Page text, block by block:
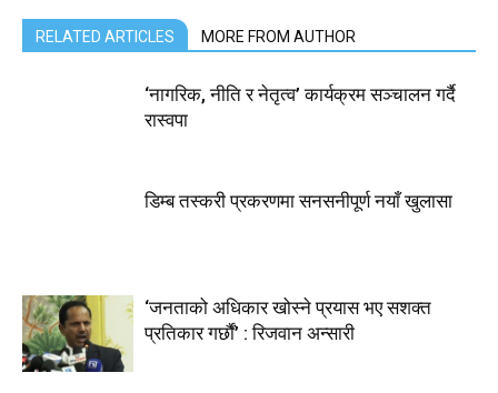
RELATED ARTICLES MORE FROM AUTHOR
‘नागरिक, नीति र नेतृत्व’ कार्यक्रम सञ्चालन गर्दै
रास्वपा
डिम्ब तस्करी प्रकरणमा सनसनीपूर्ण नयाँ खुलासा
‘जनताको अधिकार खोस्ने प्रयास भए सशक्त
प्रतिकार गर्छौं’ : रिजवान अन्सारी